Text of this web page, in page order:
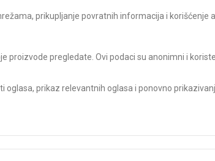
prikupljanje povratnih informacija i korišćenje
pregledate. Ovi podaci su anonimni i
prikaz relevantnih oglasa i ponovno